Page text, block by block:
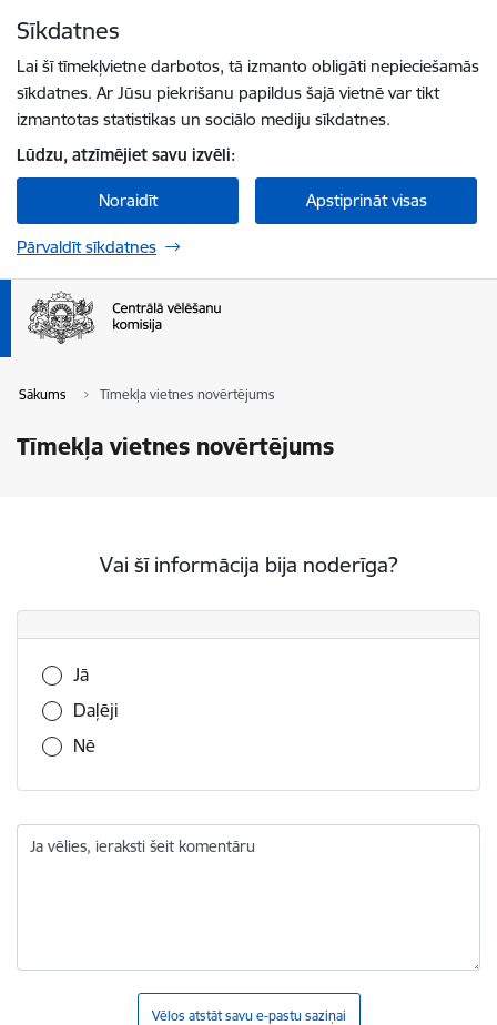
Sīkdatnes
Lai šī tīmekļvietne darbotos, tā izmanto obligāti nepieciešamās
sīkdatnes. Ar Jūsu piekrišanu papildus šajā vietnē var tikt
izmantotas statistikas un sociālo mediju sīkdatnes.
Lūdzu, atzīmējiet savu izvēli:
Noraidīt Apstiprināt visas
Pārvaldīt sīkdatnes
Sākums Tīmekļa vietnes novērtējums
Tīmekļa vietnes novērtējums
Vai šī informācija bija noderīga?
Vai šī informācija bija noderīga?
Jā
Daļēji
Nē
Ja vēlies, ieraksti šeit komentāru
Vēlos atstāt savu e-pastu saziņai